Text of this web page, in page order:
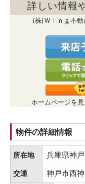
詳しい情報
(株)Ｗｉｎｇ不
ホームページを
物件の詳細情報
所在地 兵庫県神
交通 神戸市西